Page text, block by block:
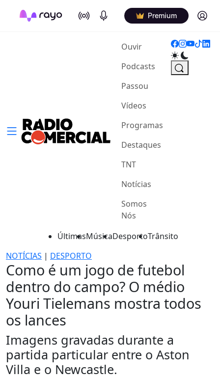
On Air Podcasts Premium Log in
Ouvir(current)
Podcasts
Passou
Vídeos
Programas
Destaques
TNT
Notícias
Somos
Nós
ÚltimasMúsicaDesportoTrânsito
NOTÍCIAS | DESPORTO
Como é um jogo de futebol
dentro do campo? O médio
Youri Tielemans mostra todos
os lances
Imagens gravadas durante a
partida particular entre o Aston
Villa e o Newcastle.